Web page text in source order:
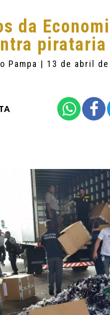
da
pirataria
Pampa | 13 de abril de